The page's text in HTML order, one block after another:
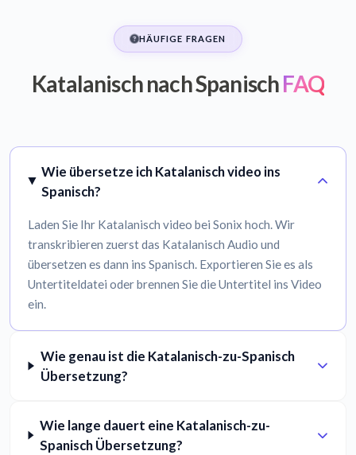
HÄUFIGE FRAGEN
Katalanisch nach SpanischFAQ
Wie übersetze ich Katalanisch video ins
Spanisch?
Laden Sie Ihr Katalanisch video bei Sonix hoch. Wir
transkribieren zuerst das Katalanisch Audio und
übersetzen es dann ins Spanisch. Exportieren Sie es als
Untertiteldatei oder brennen Sie die Untertitel ins Video
ein.
Wie genau ist die Katalanisch-zu-Spanisch
Übersetzung?
Wie lange dauert eine Katalanisch-zu-
Spanisch Übersetzung?